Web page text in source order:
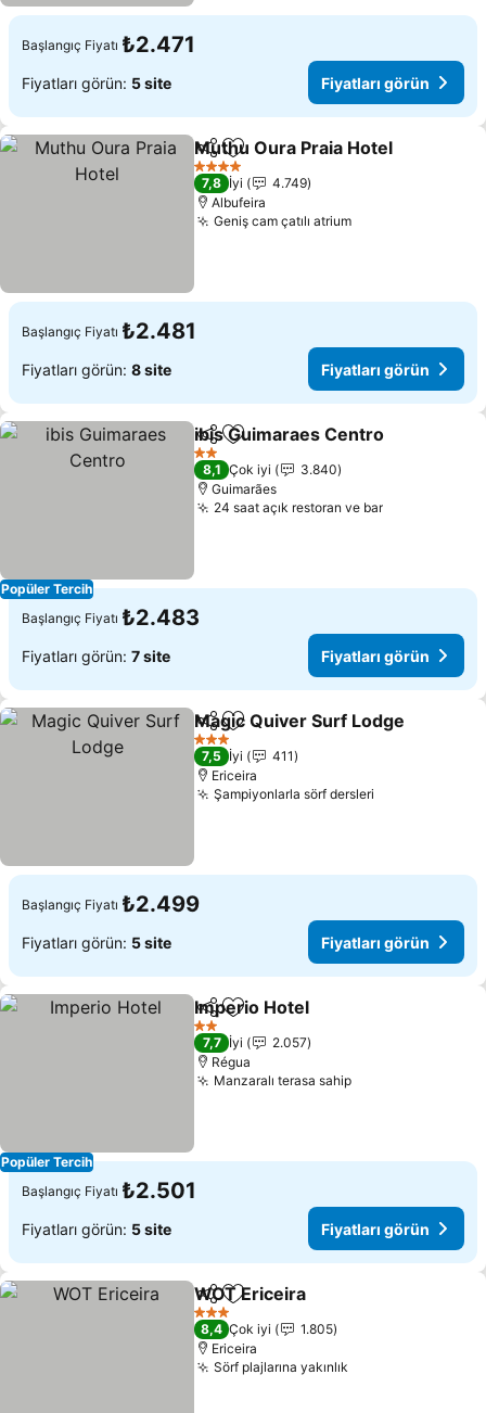
Başlangıç Fiyatı ₺2.471
Fiyatları görün: 5 site Fiyatları görün
PaylaşFavorilerime ekle
Muthu Oura Praia Hotel
4 Yıldız
7,8 İyi
4.749
Albufeira
Geniş cam çatılı atriumFiyatları görün
Başlangıç Fiyatı ₺2.481
Fiyatları görün: 8 site Fiyatları görün
Popüler Tercih
PaylaşFavorilerime ekle
ibis Guimaraes Centro
2 Yıldız
8,1 Çok iyi
3.840
Guimarães
24 saat açık restoran ve barFiyatları
Başlangıç Fiyatı ₺2.483
Fiyatları görün: 7 site Fiyatları görün
PaylaşFavorilerime ekle
Magic Quiver Surf Lodge
3 Yıldız
7,5 İyi
411
Ericeira
Şampiyonlarla sörf dersleri
Başlangıç Fiyatı ₺2.499
Fiyatları görün: 5 site Fiyatları görün
Popüler Tercih
PaylaşFavorilerime ekle
Imperio Hotel
2 Yıldız
7,7 İyi
2.057
Régua
Manzaralı terasa sahipFiyatları görün
Başlangıç Fiyatı ₺2.501
Fiyatları görün: 5 site Fiyatları görün
PaylaşFavorilerime ekle
WOT Ericeira
3 Yıldız
8,4 Çok iyi
1.805
Ericeira
Sörf plajlarına yakınlık